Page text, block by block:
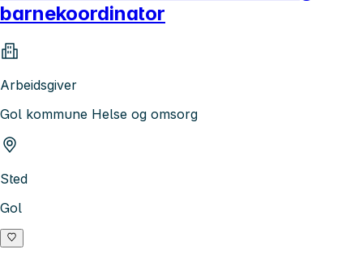
barnekoordinator
Arbeidsgiver
Gol kommune Helse og omsorg
Sted
Gol